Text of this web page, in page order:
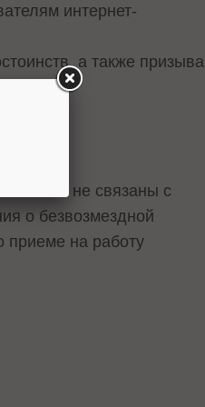
интернет-
а также призыва
они не связаны с
о безвозмездной
на работу